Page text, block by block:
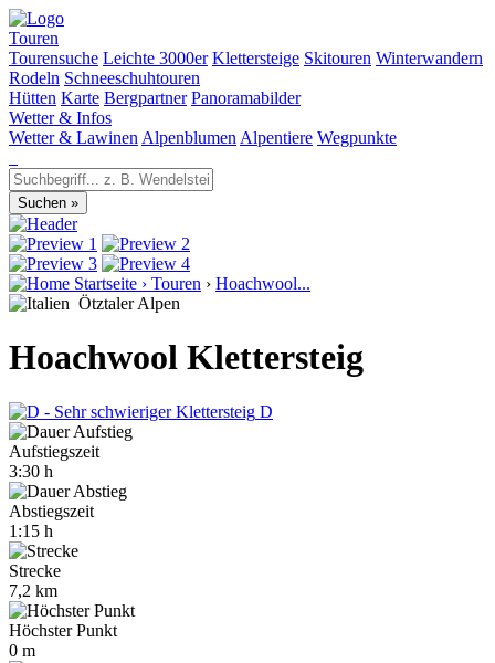
Touren
Tourensuche Leichte 3000er Klettersteige Skitouren Winterwandern
Rodeln Schneeschuhtouren
Hütten Karte Bergpartner Panoramabilder
Wetter & Infos
Wetter & Lawinen Alpenblumen Alpentiere Wegpunkte
Startseite › Touren › Hoachwool...
Ötztaler Alpen
Hoachwool Klettersteig
D
Aufstiegszeit
3:30 h
Abstiegszeit
1:15 h
Strecke
7,2 km
Höchster Punkt
0 m